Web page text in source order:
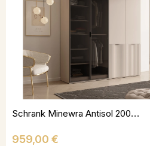
Schrank Minewra Antisol 200 - Kaschmir
Preis
959,00 €